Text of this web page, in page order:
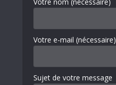
Votre e-mail (nécessaire)
Sujet de votre message